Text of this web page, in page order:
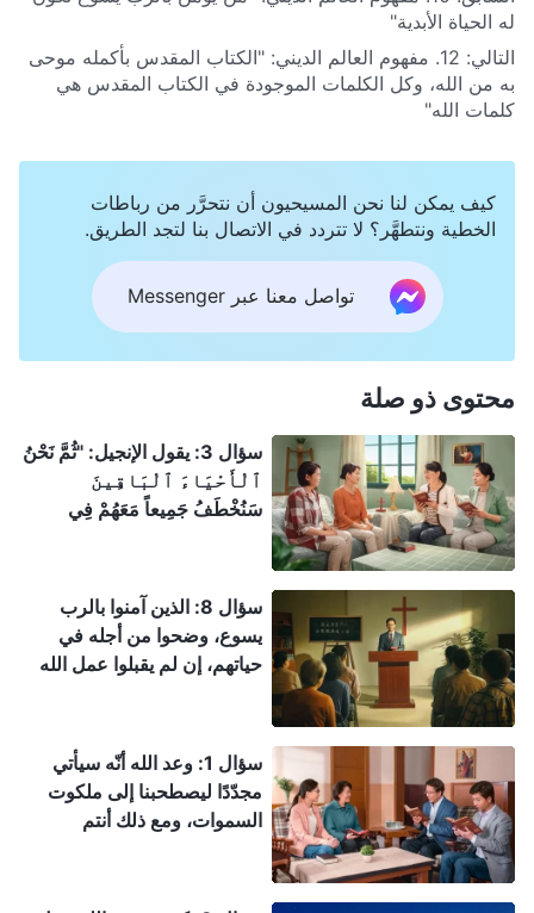
له الحياة الأبدية"
التالي:
12. مفهوم العالم الديني: "الكتاب المقدس بأكمله موحى
به من الله، وكل الكلمات الموجودة في الكتاب المقدس هي
كلمات الله"
كيف يمكن لنا نحن المسيحيون أن نتحرَّر من رباطات
الخطية ونتطهَّر؟ لا تتردد في الاتصال بنا لتجد الطريق.
تواصل معنا عبر Messenger
محتوى ذو صلة
سؤال 3: يقول الإنجيل: "ثُمَّ نَحْنُ
ٱلْأَحْيَاءَ ٱلْبَاقِينَ
سَنُخْطَفُ جَمِيعاً مَعَهُمْ فِي
مَعَ ٱلرَّبِّ" (تسالونيكي الأولى
4: 17). كيف نفسر هذا؟
سؤال 8: الذين آمنوا بالرب
يسوع، وضحوا من أجله في
حياتهم، إن لم يقبلوا عمل الله
سؤال 1: وعد الله أنّه سيأتي
مجدّدًا ليصطحبنا إلى ملكوت
السموات، ومع ذلك أنتم
الأخيرة. ويتنبّأ الكتاب المقدّس